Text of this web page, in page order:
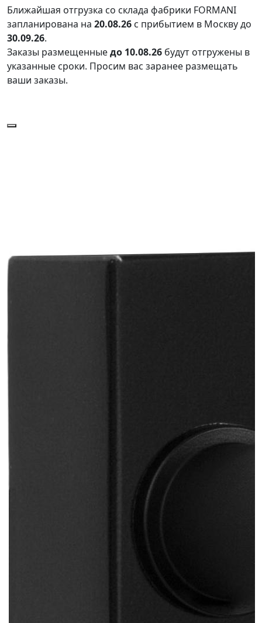
Ближайшая отгрузка со склада фабрики FORMANI
запланирована на 20.08.26 с прибытием в Москву до
30.09.26.
Заказы размещенныедо 10.08.26 будут отгружены в
указанные сроки. Просим вас заранее размещать
ваши заказы.